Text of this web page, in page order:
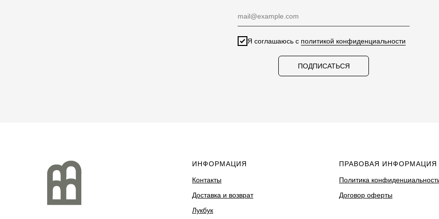
Я соглашаюсь с политикой конфиденциальности
ПОДПИСАТЬСЯ
ИНФОРМАЦИЯ
Контакты
Доставка и возврат
Лукбук
ПРАВОВАЯ ИНФОРМАЦИЯ
Политика
Договор оферты